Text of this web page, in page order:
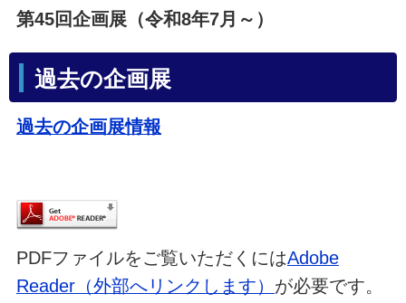
第45回企画展（令和8年7月～）
過去の企画展
過去の企画展情報
PDFファイルをご覧いただくにはAdobe
Reader（外部へリンクします） が必要です。